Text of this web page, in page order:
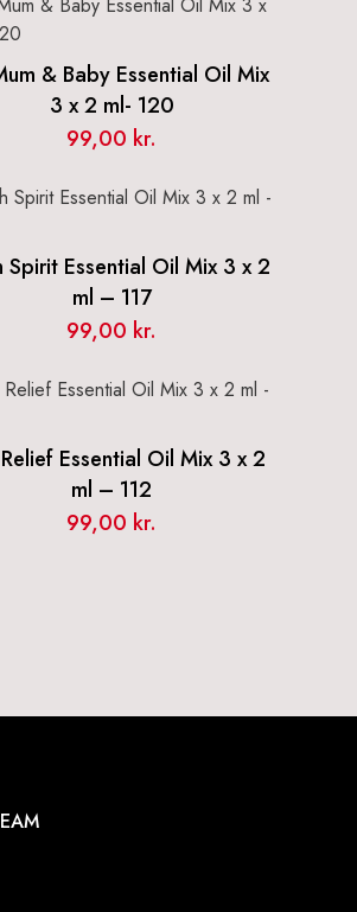
& Baby Essential Oil Mix
3 x 2 ml- 120
99,00 kr.
Spirit Essential Oil Mix 3 x 2
ml – 117
99,00 kr.
Essential Oil Mix 3 x 2
ml – 112
99,00 kr.